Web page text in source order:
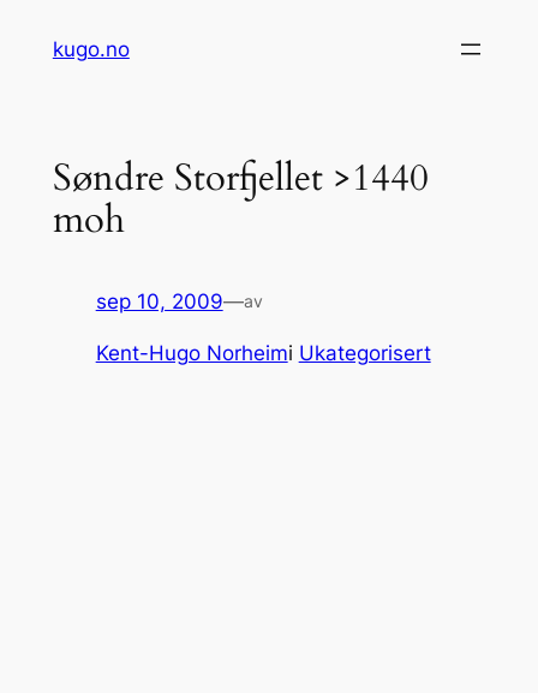
kugo.no
Søndre Storfjellet >1440
moh
sep 10, 2009—av
Kent-Hugo Norheimi Ukategorisert